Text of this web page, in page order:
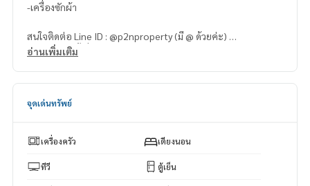
-เครื่องซักผ้า
สนใจติดต่อ Line ID : @p2nproperty (มี @ ด้วยค่ะ)
หรือ กดลิ้งค์นี้เพื่อแอดไลน์ :
perty.com
** รับฝาก ขาย-เช่า คอนโด บ้าน ที่ดิน และอสังหาริมทรัพย์ทุกชนิ
อ่านเพิ่มเติม
จุดเด่นทรัพย์
เครื่องครัว เตียงนอน
ทีวี ตู้เย็น